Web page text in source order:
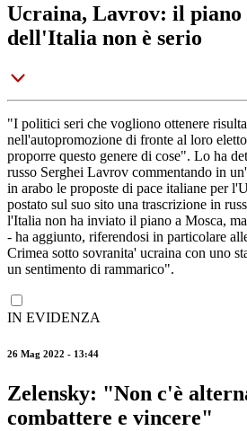
Ucraina, Lavrov: il piano
dell'Italia non è serio
"I politici seri che vogliono ottenere
nell'autopromozione di fronte al loro
proporre questo genere di cose". Lo ha
russo Serghei Lavrov commentando in
in arabo le proposte di pace italiane per
postato sul suo sito una trascrizione in
l'Italia non ha inviato il piano a Mosca,
- ha aggiunto, riferendosi in particolare
Crimea sotto sovranita' ucraina con uno
un sentimento di rammarico".
IN EVIDENZA
26 Mag 2022 - 13:44
Zelensky: "Non c'è
combattere e vincere"